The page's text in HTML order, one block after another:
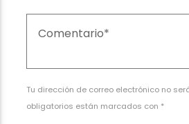
Tu dirección de correo electrónico no
obligatorios están marcados con *